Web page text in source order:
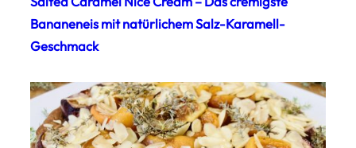
Bananeneis mit natürlichem Salz-Karamell-
Geschmack